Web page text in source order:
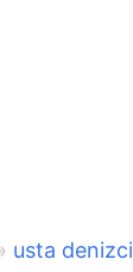
usta denizci